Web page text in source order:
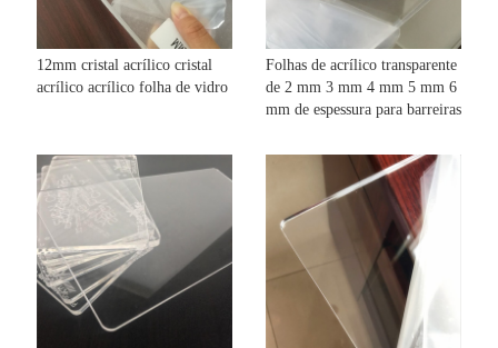
12mm cristal acrílico cristal
acrílico acrílico folha de vidro
Folhas de acrílico transparente
de 2 mm 3 mm 4 mm 5 mm 6
mm de espessura para barreiras